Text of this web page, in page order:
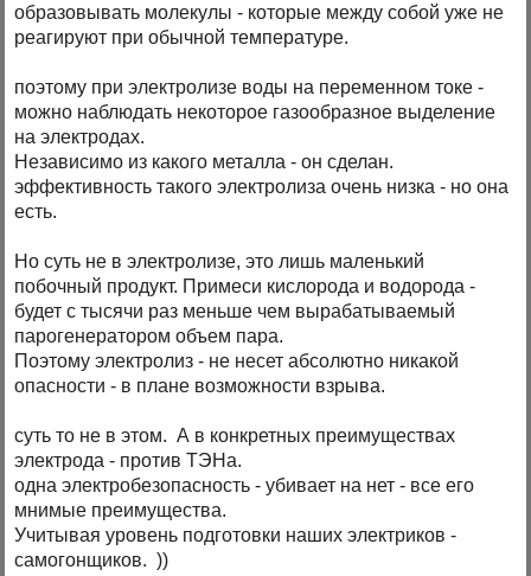
образовывать молекулы - которые между собой уже не
реагируют при обычной температуре.
поэтому при электролизе воды на переменном токе -
можно наблюдать некоторое газообразное выделение
на электродах.
Независимо из какого металла - он сделан.
эффективность такого электролиза очень низка - но она
есть.
Но суть не в электролизе, это лишь маленький
побочный продукт. Примеси кислорода и водорода -
будет с тысячи раз меньше чем вырабатываемый
парогенератором объем пара.
Поэтому электролиз - не несет абсолютно никакой
опасности - в плане возможности взрыва.
суть то не в этом. А в конкретных преимуществах
электрода - против ТЭНа.
одна электробезопасность - убивает на нет - все его
мнимые преимущества.
Учитывая уровень подготовки наших электриков -
самогонщиков. ))